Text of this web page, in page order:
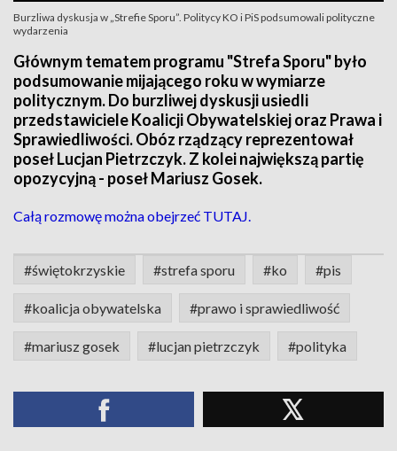
Burzliwa dyskusja w „Strefie Sporu”. Politycy KO i PiS podsumowali polityczne
wydarzenia
Głównym tematem programu "Strefa Sporu" było
podsumowanie mijającego roku w wymiarze
politycznym. Do burzliwej dyskusji usiedli
przedstawiciele Koalicji Obywatelskiej oraz Prawa i
Sprawiedliwości. Obóz rządzący reprezentował
poseł Lucjan Pietrzczyk. Z kolei największą partię
opozycyjną - poseł Mariusz Gosek.
Całą rozmowę można obejrzeć TUTAJ.
#świętokrzyskie #strefa sporu #ko #pis
#koalicja obywatelska #prawo i sprawiedliwość
#mariusz gosek #lucjan pietrzczyk #polityka